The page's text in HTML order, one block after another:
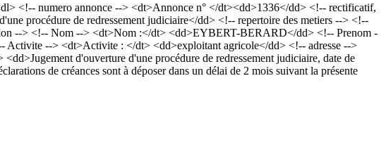
<!-- numero annonce --> <dt>Annonce n° </dt><dd>1336</dd> <!-- rectificatif,
procédure de redressement judiciaire</dd> <!-- repertoire des metiers --> <!--
--> <!-- Nom --> <dt>Nom :</dt> <dd>EYBERT-BERARD</dd> <!-- Prenom -
--> <dt>Activite : </dt> <dd>exploitant agricole</dd> <!-- adresse -->
d'ouverture d'une procédure de redressement judiciaire, date de
de créances sont à déposer dans un délai de 2 mois suivant la présente